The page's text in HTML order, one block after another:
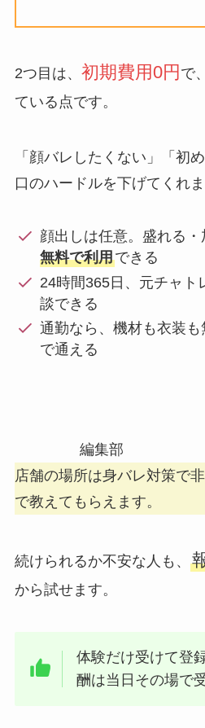
2つ目は、 初期費用0円 で
ている点です。
「顔バレしたくない」「初
口のハードルを下げてくれま
顔出しは任意。盛れる
無料で利用できる
24時間365日、元チャト
談できる
通勤なら、機材も衣装
で通える
編集部
店舗の場所は身バレ対策で
で教えてもらえます。
続けられるか不安な人も、
から試せます。
体験だけ受けて登
酬は当日その場で